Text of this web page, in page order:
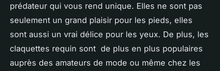
prédateur qui vous rend unique. Elles ne sont pas
seulement un grand plaisir pour les pieds, elles
sont aussi un vrai délice pour les yeux. De plus, les
claquettes requin sont de plus en plus populaires
auprès des amateurs de mode ou même chez les